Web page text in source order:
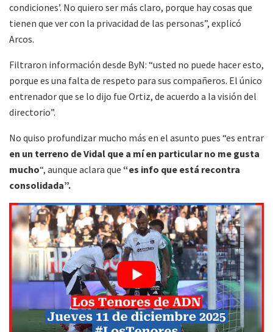
condiciones’. No quiero ser más claro, porque hay cosas que
tienen que ver con la privacidad de las personas”, explicó
Arcos.
Filtraron información desde ByN: “usted no puede hacer esto,
porque es una falta de respeto para sus compañeros. El único
entrenador que se lo dijo fue Ortiz, de acuerdo a la visión del
directorio”.
No quiso profundizar mucho más en el asunto pues “es entrar
en un terreno de Vidal que a mí en particular no me gusta
mucho“, aunque aclara que “es info que está recontra
consolidada”.